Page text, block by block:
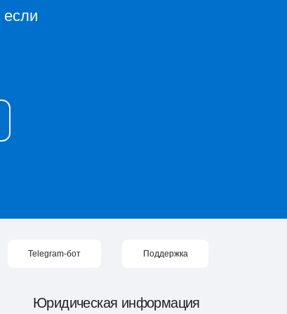
если
Telegram-бот Поддержка
Юридическая информация